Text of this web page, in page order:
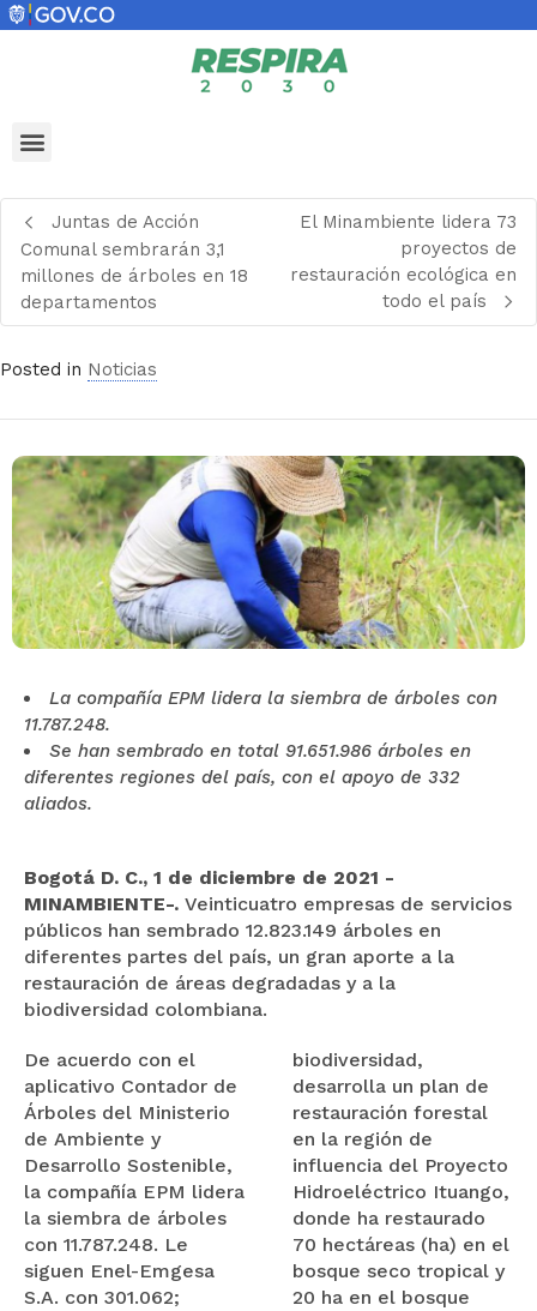
Juntas de Acción
Comunal sembrarán 3,1
millones de árboles en 18
departamentos
El Minambiente lidera 73
proyectos de
restauración ecológica en
todo el país
Posted in Noticias
La compañía EPM lidera la siembra de árboles con
11.787.248.
Se han sembrado en total 91.651.986 árboles en
diferentes regiones del país, con el apoyo de 332
aliados.
Bogotá D. C., 1 de diciembre de 2021 -
MINAMBIENTE-. Veinticuatro empresas de servicios
públicos han sembrado 12.823.149 árboles en
diferentes partes del país, un gran aporte a la
restauración de áreas degradadas y a la
biodiversidad colombiana.
De acuerdo con el
aplicativo Contador de
Árboles del Ministerio
de Ambiente y
Desarrollo Sostenible,
la compañía EPM lidera
la siembra de árboles
con 11.787.248. Le
siguen Enel-Emgesa
S.A. con 301.062;
biodiversidad,
desarrolla un plan de
restauración forestal
en la región de
influencia del Proyecto
Hidroeléctrico Ituango,
donde ha restaurado
70 hectáreas (ha) en el
bosque seco tropical y
20 ha en el bosque